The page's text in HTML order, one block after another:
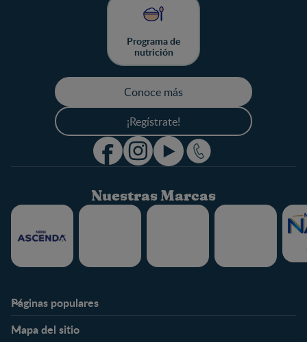
Programa de
nutrición
Conoce más
¡Regístrate!
Nuestras Marcas
Páginas populares
Expertos en Nutrición
Mapa del sitio